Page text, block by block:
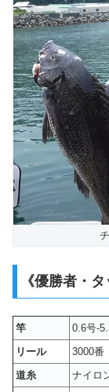
《優勝者・タ
竿
0.6号-
リール
3000番
道糸
ナイロ